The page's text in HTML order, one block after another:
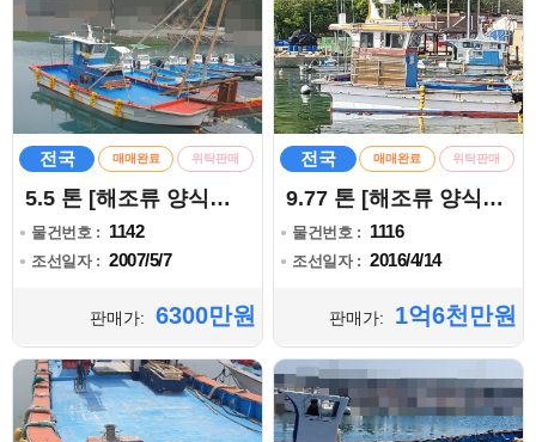
전국 매매완료 위탁판매
5.5 톤 [해조류 양식어업]
물건번호 : 1142
조선일자 : 2007/5/7
판매가: 6300만원
전국 매매완료 위탁판매
9.77 톤 [해조류 양식어업]
물건번호 : 1116
조선일자 : 2016/4/14
판매가: 1억6천만원